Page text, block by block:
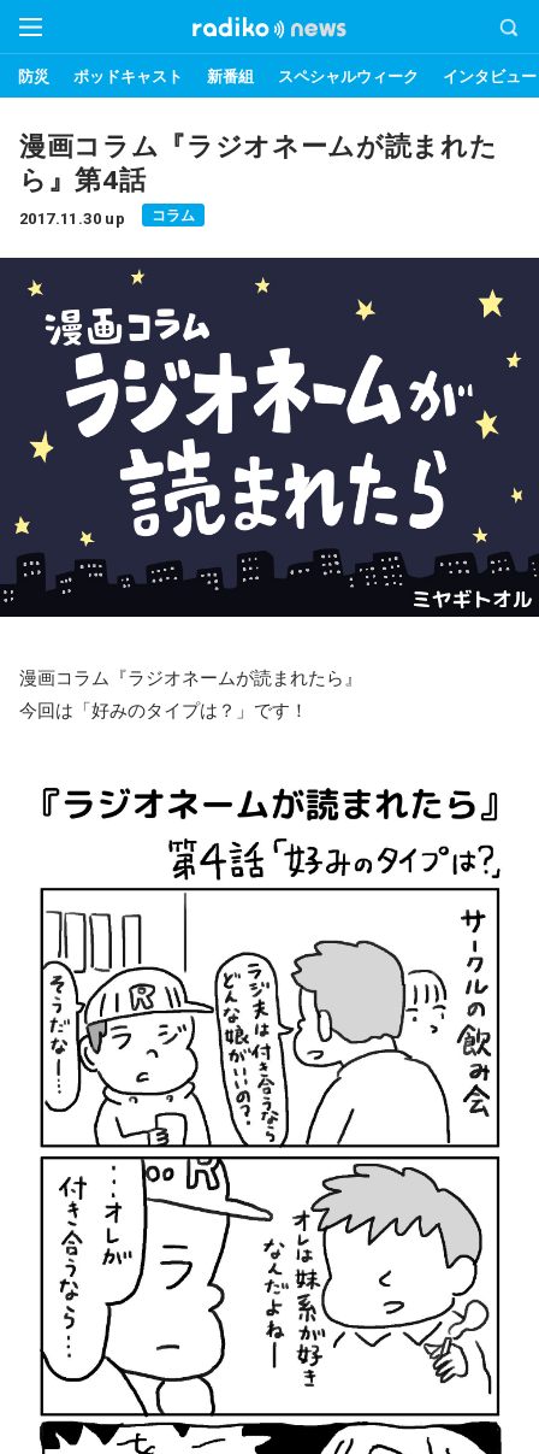
防災 ポッドキャスト 新番組 スペシャルウィーク インタビュー
漫画コラム『ラジオネームが読まれた
ら』第4話
2017.11.30 up コラム
漫画コラム『ラジオネームが読まれたら』
今回は「好みのタイプは？」です！